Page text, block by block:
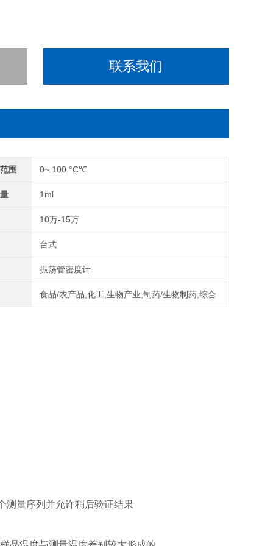
联系我们
围 0~ 100 °C℃
1ml
10万-15万
台式
振荡管密度计
食品/农产品,化工,生物产业,制药/生物制药,综合
量序列并允许稍后验证结果